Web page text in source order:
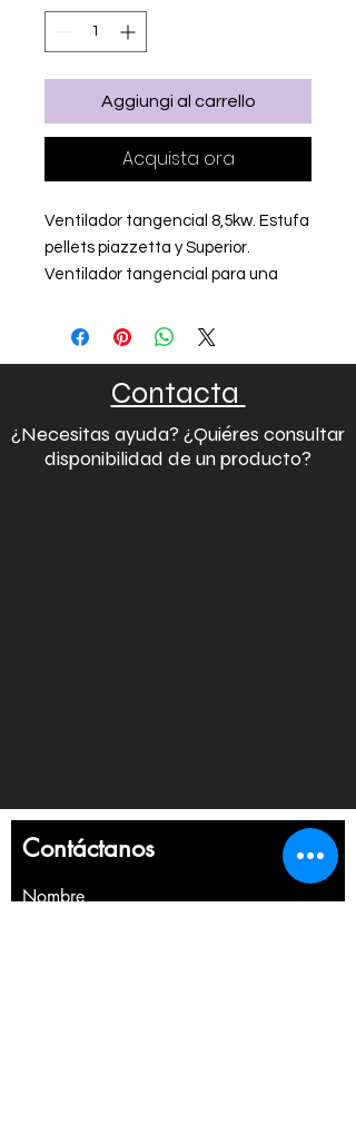
Aggiungi al carrello
Acquista ora
Ventilador tangencial 8,5kw. Estufa
pellets piazzetta y Superior.
Ventilador tangencial para una
Superior y Piazzetta de 8.5kw. Es el
dentro de la vivienda. Recambio
exclusivo para estufas y chimeneas
de pellets Piazzetta y Superior.
Referencia oficial RP00602144.
Contacta
¿Necesitas ayuda? ¿Quiéres consultar
disponibilidad de un producto?
Contáctanos
Nombre